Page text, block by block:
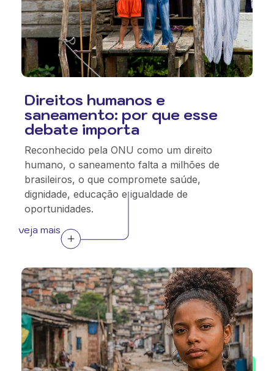
Direitos humanos e
saneamento: por que esse
debate importa
Reconhecido pela ONU como um direito
humano, o saneamento falta a milhões de
brasileiros, o que compromete saúde,
dignidade, educação e igualdade de
oportunidades.
veja mais